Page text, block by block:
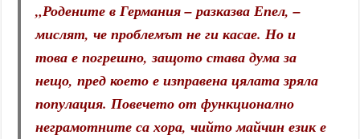
„Родените в Германия– разказва Епел, –
мислят, че проблемът не ги касае. Но и
това е погрешно, защото става дума за
нещо, пред което е изправена цялата зряла
популация. Повечето от функционално
неграмотните са хора, чийто майчин език е